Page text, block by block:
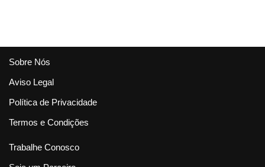
Sobre Nós
Aviso Legal
Política de Privacidade
Termos e Condições
Trabalhe Conosco